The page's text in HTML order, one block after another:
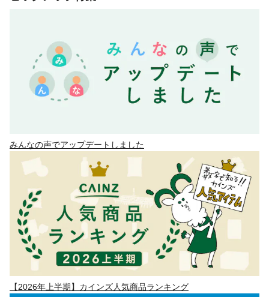
みんなの声でアップデートしました
【2026年上半期】カインズ人気商品ランキング